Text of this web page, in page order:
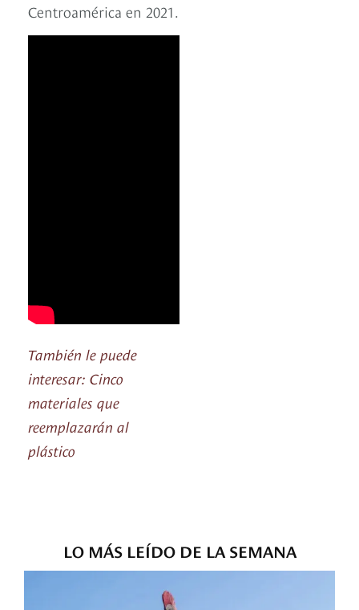
Centroamérica en 2021.
También le puede
interesar: Cinco
materiales que
reemplazarán al
plástico
LO MÁS LEÍDO DE LA SEMANA